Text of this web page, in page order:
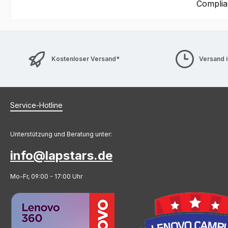
Kostenloser Versand* Versand
Service-Hotline
Unterstützung und Beratung unter:
info@lapstars.de
Mo-Fr, 09:00 - 17:00 Uhr